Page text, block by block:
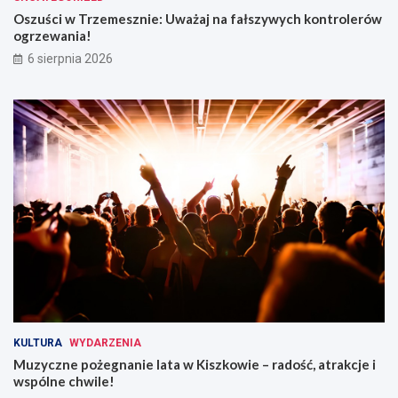
i
a
ż
y
a
!
t
r
o
l
ó
w
o
g
r
z
e
w
a
Oszuści w Trzemesznie: Uważaj na fałszywych kontrolerów
ogrzewania!
6 sierpnia 2026
KULTURA WYDARZENIA
Muzyczne pożegnanie lata w Kiszkowie – radość, atrakcje i
wspólne chwile!